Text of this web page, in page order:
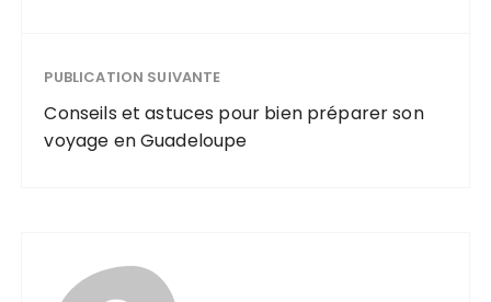
PUBLICATION SUIVANTE
Conseils et astuces pour bien préparer son
voyage en Guadeloupe